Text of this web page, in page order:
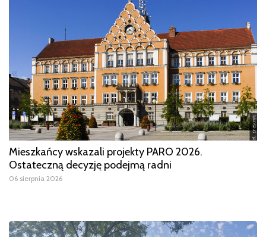
Mieszkańcy wskazali projekty PARO 2026.
Ostateczną decyzję podejmą radni
06 sierpnia 2026